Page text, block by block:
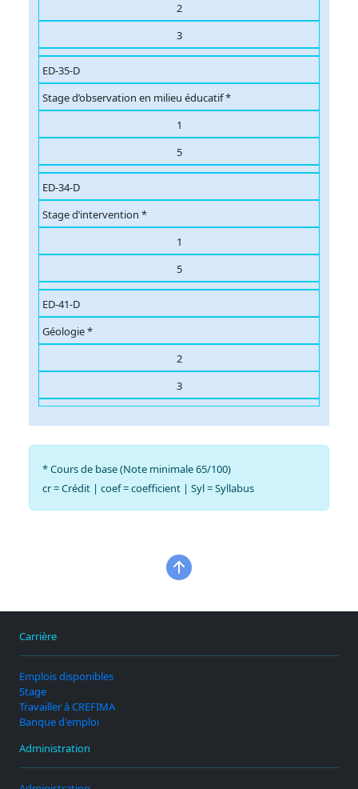
2
3
ED-35-D
Stage d’observation en milieu éducatif *
1
5
ED-34-D
Stage d’intervention *
1
5
ED-41-D
Géologie *
2
3
* Cours de base (Note minimale 65/100)
cr = Crédit | coef = coefficient | Syl = Syllabus
Carrière
Emplois disponibles
Stage
Travailler à CREFIMA
Banque d'emploi
Administration